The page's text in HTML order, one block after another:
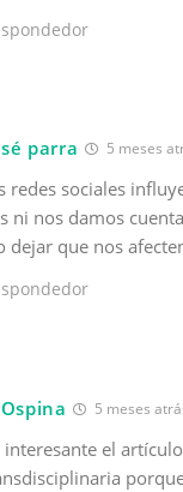
parra 5 meses
redes sociales
ni nos damos
dejar que nos
5 meses
el